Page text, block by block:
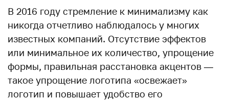
В 2016 году стремление к минимализму как
никогда отчетливо наблюдалось у многих
известных компаний. Отсутствие эффектов
или минимальное их количество, упрощение
формы, правильная расстановка акцентов —
такое упрощение логотипа «освежает»
логотип и повышает удобство его